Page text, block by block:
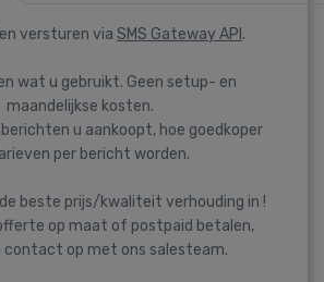
versturen via SMS Gateway API .
wat u gebruikt. Geen setup- en
maandelijkse kosten.
berichten u aankoopt, hoe goedkoper
per bericht worden.
beste prijs/kwaliteit verhouding in !
op maat of postpaid betalen,
contact op met ons salesteam.